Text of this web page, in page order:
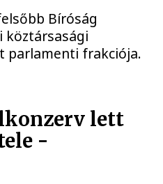
Bíróság
köztársasági
parlamenti frakciója.
lett
-